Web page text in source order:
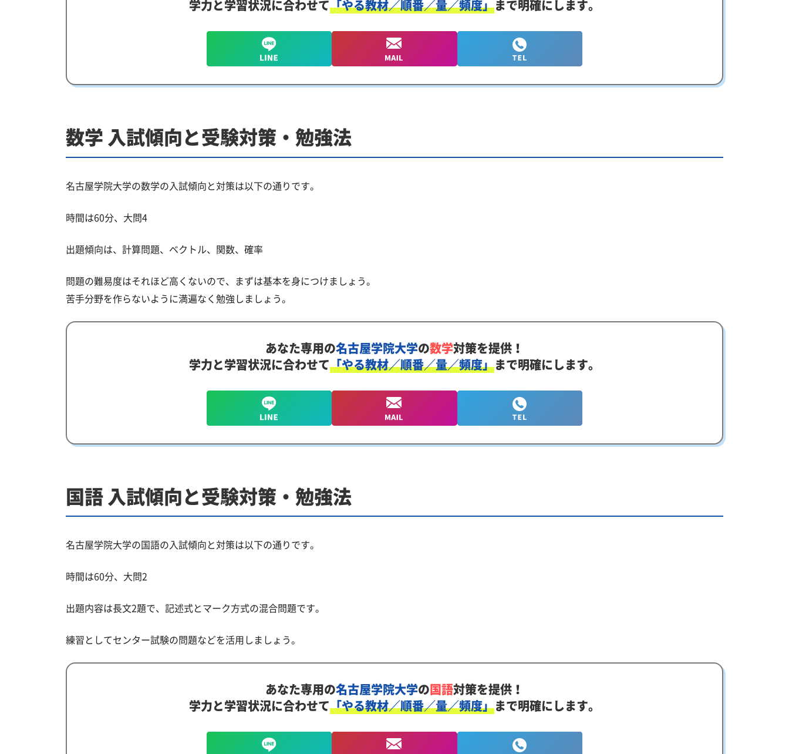
学力と学習状況に合わせて「やる教材／順番／量／頻度」まで明確にします。
数学 入試傾向と受験対策・勉強法
名古屋学院大学の数学の入試傾向と対策は以下の通りです。
時間は60分、大問4
出題傾向は、計算問題、ベクトル、関数、確率
問題の難易度はそれほど高くないので、まずは基本を身につけましょう。
苦手分野を作らないように満遍なく勉強しましょう。
あなた専用の名古屋学院大学の数学対策を提供！
学力と学習状況に合わせて「やる教材／順番／量／頻度」まで明確にします。
国語 入試傾向と受験対策・勉強法
名古屋学院大学の国語の入試傾向と対策は以下の通りです。
時間は60分、大問2
出題内容は長文2題で、記述式とマーク方式の混合問題です。
練習としてセンター試験の問題などを活用しましょう。
あなた専用の名古屋学院大学の国語対策を提供！
学力と学習状況に合わせて「やる教材／順番／量／頻度」まで明確にします。